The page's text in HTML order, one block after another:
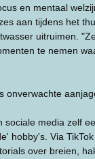
en mentaal
aan tijdens het
uitruimen.
te nemen
onverwachte
sociale media zelf
hobby's. Via
over breien,